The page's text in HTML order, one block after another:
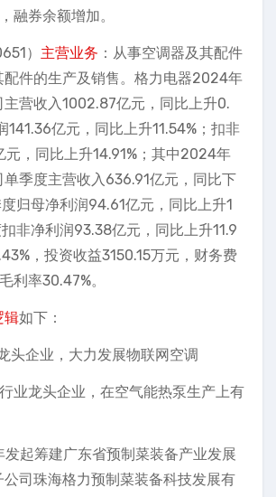
融券余额增加。
） 主营业务 ：从事空调器及其配件
配件的生产及销售。格力电器2024年
主营收入1002.87亿元，同比上升0.
141.36亿元，同比上升11.54%；扣非
元，同比上升14.91%；其中2024年
季度主营收入636.91亿元，同比下
归母净利润94.61亿元，同比上升1
非净利润93.38亿元，同比上升11.9
，投资收益3150.15万元，财务费
利率30.47%。
辑如下：
头企业，大力发展物联网空调
业龙头企业，在空气能热泵生产上有
起筹建广东省预制菜装备产业发展
司珠海格力预制菜装备科技发展有